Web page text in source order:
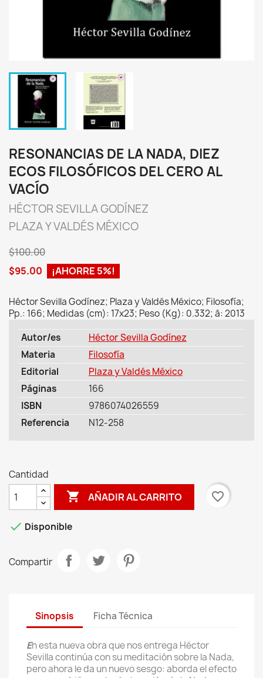
RESONANCIAS DE LA NADA, DIEZ
ECOS FILOSÓFICOS DEL CERO AL
VACÍO
HÉCTOR SEVILLA GODÍNEZ
PLAZA Y VALDÉS MÉXICO
$100.00
$95.00
¡AHORRE 5%!
Héctor Sevilla Godínez; Plaza y Valdés México; Filosofía;
Pp.: 166; Medidas (cm): 17x23; Peso (Kg): 0.332; â: 2013
Autor/es
Héctor Sevilla Godínez
Materia
Filosofía
Editorial
Plaza y Valdés México
Páginas
166
ISBN
9786074026559
Referencia
N12-258
Cantidad
 AÑADIR AL CARRITO favorite_border
 Disponible
Compartir
Sinopsis Ficha Técnica
En esta nueva obra que nos entrega Héctor
Sevilla continúa con su meditación sobre la Nada,
pero ahora le da un nuevo sesgo: aborda el efecto